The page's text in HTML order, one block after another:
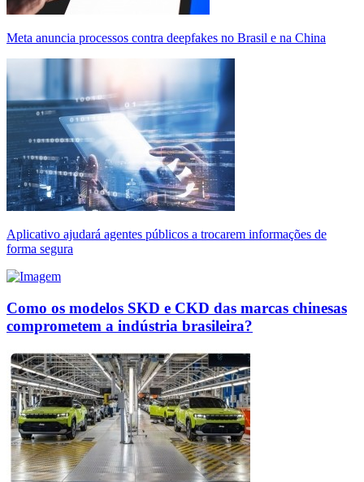
Meta anuncia processos contra deepfakes no Brasil e na China
Aplicativo ajudará agentes públicos a trocarem informações de
forma segura
Como os modelos SKD e CKD das marcas chinesas
comprometem a indústria brasileira?